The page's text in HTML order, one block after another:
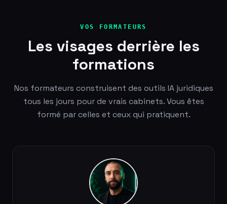
VOS FORMATEURS
Les visages derrière les
formations
Nos formateurs construisent des outils IA juridiques
tous les jours pour de vrais cabinets. Vous êtes
formé par celles et ceux qui pratiquent.